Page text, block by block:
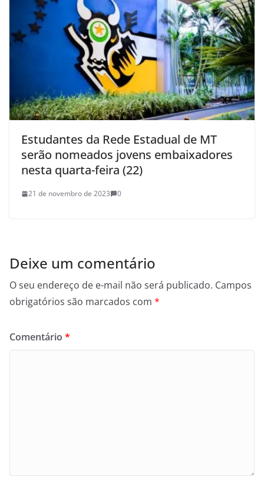
Estudantes da Rede Estadual de MT
serão nomeados jovens embaixadores
nesta quarta-feira (22)
21 de novembro de 2023 0
Deixe um comentário
O seu endereço de e-mail não será publicado. Campos
obrigatórios são marcados com *
Comentário *